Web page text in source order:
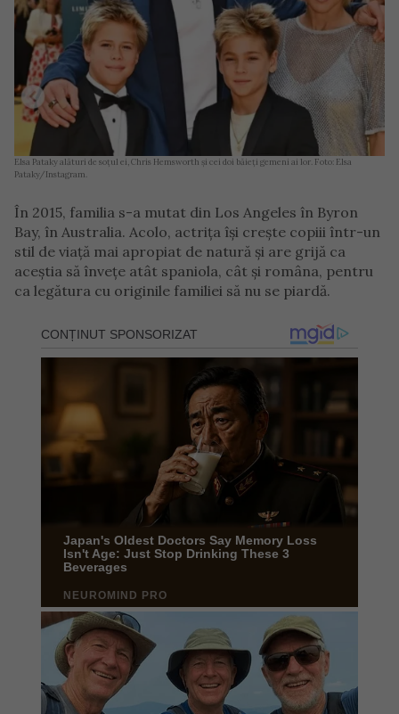
Elsa Pataky alături de soțul ei, Chris Hemsworth și cei doi băieți gemeni ai lor. Foto: Elsa
Pataky/Instagram.
În 2015, familia s-a mutat din Los Angeles în Byron
Bay, în Australia. Acolo, actrița își crește copiii într-un
stil de viață mai apropiat de natură și are grijă ca
aceștia să învețe atât spaniola, cât și româna, pentru
ca legătura cu originile familiei să nu se piardă.